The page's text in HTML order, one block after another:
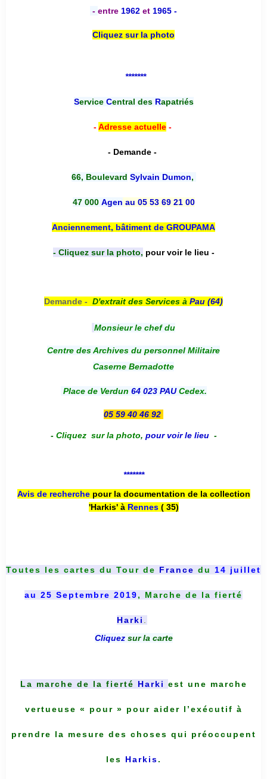
- entre 1962 et 1965 -
Cliquez sur la photo
*******
Service Central desRapatriés
-Adresse actuelle-
- Demande -
66, Boulevard Sylvain Dumon,
47 000 Agen au 05 53 69 21 00
Anciennement, bâtiment de GROUPAMA
- Cliquez sur la photo, pour voir le lieu -
Demande - D'extrait des Services à Pau (64)
Monsieur le chef du
Centre des Archives du personnel Militaire
Caserne Bernadotte
Place de Verdun 64 023 PAUCedex.
05 59 40 46 92
- Cliquez sur la photo, pour voir le lieu -
*******
Avis de recherche pour la documentation de la collection
'Harkis' à Rennes( 35)
Toutes les cartes du Tour de France du 14 juillet
au 25 Septembre 2019, Marche de la fierté
Harki
Cliquez sur la carte
La marche de la fierté Harki est une marche
vertueuse « pour » pour aider l’exécutif à
prendre la mesure des choses qui préoccupent
les Harkis.